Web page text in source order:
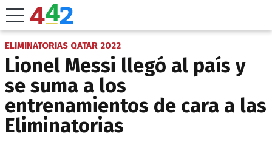
ELIMINATORIAS QATAR 2022
Lionel Messi llegó al país y
se suma a los
entrenamientos de cara a las
Eliminatorias